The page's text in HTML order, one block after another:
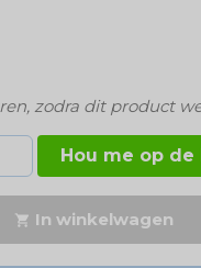
zodra dit product
Hou me op
 In winkelwagen